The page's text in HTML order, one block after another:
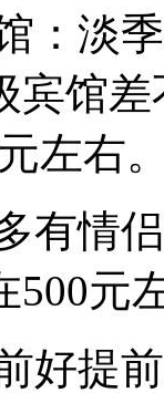
淡季
宾馆
左右
情侣
500元
提